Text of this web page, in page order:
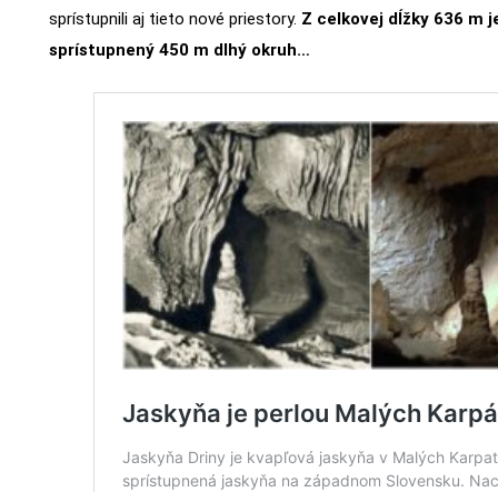
sprístupnili aj tieto nové priestory. Z celkovej dĺžky 636 m
sprístupnený 450 m dlhý okruh…